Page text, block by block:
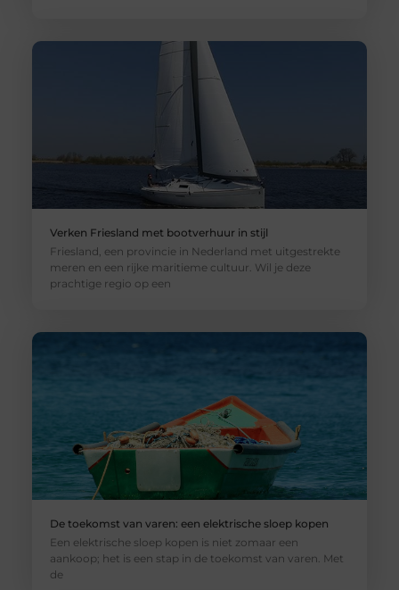
Verken Friesland met bootverhuur in stijl
Friesland, een provincie in Nederland met uitgestrekte
meren en een rijke maritieme cultuur. Wil je deze
prachtige regio op een
De toekomst van varen: een elektrische sloep kopen
Een elektrische sloep kopen is niet zomaar een
aankoop; het is een stap in de toekomst van varen. Met
de